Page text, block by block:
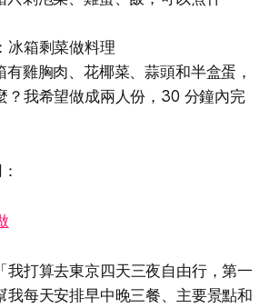
冰箱剩菜做料理
雞胸肉、花椰菜、蒜頭和半盒蛋，
？我希望做成兩人份，30 分鐘內完
我打算去東京四天三夜自由行，第一
我每天安排早中晚三餐、主要景點和